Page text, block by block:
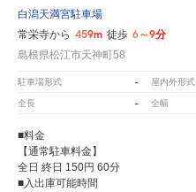
白潟天満宮駐車場
常栄寺から 459m 徒歩 6～9分
島根県松江市天神町58
駐車場形式 - 屋内外形式
全長 - 全幅
■料金
【通常駐車料金】
全日 終日 150円 60分
■入出庫可能時間